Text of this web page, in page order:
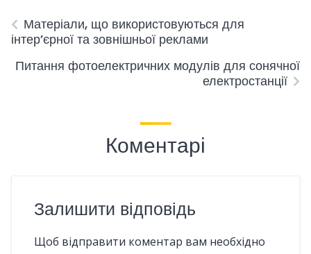
Матеріали, що використовуються для
інтер’єрної та зовнішньої реклами
Питання фотоелектричних модулів для сонячної
електростанції
Коментарі
Залишити відповідь
Щоб відправити коментар вам необхідно